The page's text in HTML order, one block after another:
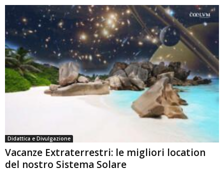
Didattica e Divulgazione
Vacanze Extraterrestri: le migliori location
del nostro Sistema Solare